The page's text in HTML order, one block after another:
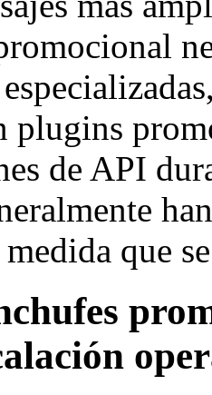
plugins
de API
que